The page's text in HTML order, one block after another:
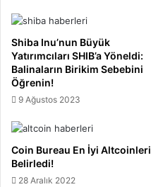
Pazar
Shiba Inu’nun Büyük
Yatırımcıları SHIB’a Yöneldi:
Balinaların Birikim Sebebini
Öğrenin!
9 Ağustos 2023
Coin Bureau En İyi Altcoinleri
Belirledi!
28 Aralık 2022